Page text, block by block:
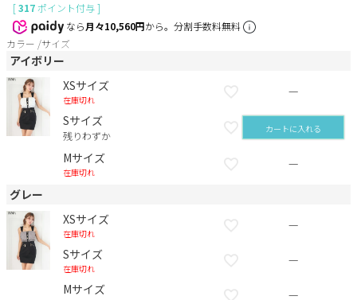
[317ポイント付与 ]
なら月々10,560円から。分割手数料無料
カラー サイズ
アイボリー
XSサイズ
在庫切れ
—
Sサイズ
残りわずか カートに入れる
Mサイズ
在庫切れ
—
グレー
XSサイズ
在庫切れ
—
Sサイズ
在庫切れ
—
Mサイズ
—